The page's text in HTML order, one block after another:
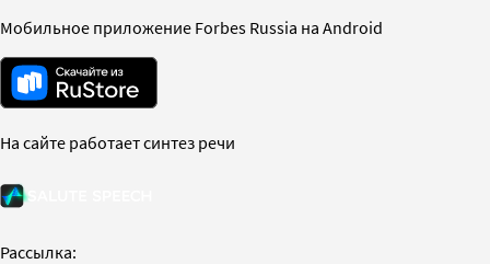
Мобильное приложение Forbes Russia на Android
На сайте работает синтез речи
Рассылка: